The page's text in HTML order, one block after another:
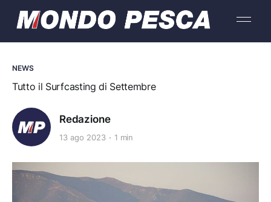
NEWS
Tutto il Surfcasting di Settembre
Redazione
13 ago 2023 1 min